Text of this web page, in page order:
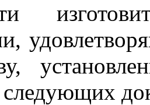
следующих